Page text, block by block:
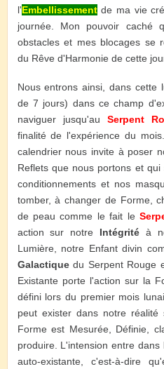
l'Embellissementde ma vie
journée. Mon pouvoir caché
obstacles et mes blocages se
du Rêve d'Harmonie de cette
Nous entrons ainsi, dans
de 7 jours) dans ce champ
naviguer jusqu'au Serpent
finalité de l'expérience du
calendrier nous invite à poser
Reflets que nous portons et
conditionnements et nos
tomber, à changer de Forme,
de peau comme le fait le
action sur notre Intégrité à
Lumière, notre Enfant divin
Galactiquedu Serpent Rouge
Existante porte l'action sur la
défini lors du premier mois
peut exister dans notre
Forme est Mesurée, Définie,
produire. L'intension entre
auto-existante, c'est-à-dire